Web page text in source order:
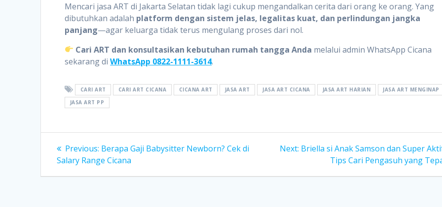
Mencari jasa ART di Jakarta Selatan tidak lagi cukup mengandalkan cerita dari orang ke orang. Yang
dibutuhkan adalah platform dengan sistem jelas, legalitas kuat, dan perlindungan jangka
panjang—agar keluarga tidak terus mengulang proses dari nol.
Cari ART dan konsultasikan kebutuhan rumah tangga Anda melalui admin WhatsApp Cicana
sekarang di WhatsApp 0822-1111-3614.
CARI ART CARI ART CICANA CICANA ART JASA ART JASA ART CICANA JASA ART HARIAN
JASA ART MENGINAP
JASA ART PP
Post
navigation
Previous: Previous
post:
Berapa Gaji Babysitter Newborn? Cek di
Salary Range Cicana
Next: Next
Briella si Anak Samson dan Super
Tips Cari Pengasuh yang